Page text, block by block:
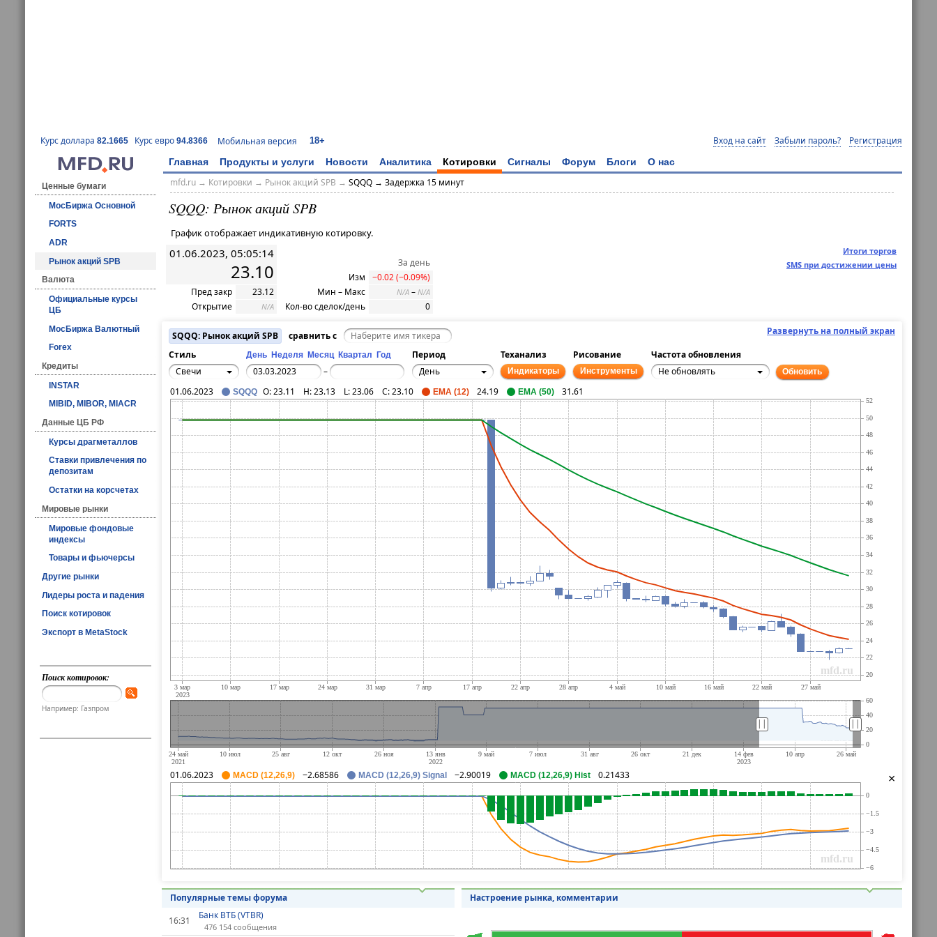
Курс доллара 82.1665 Курс евро 94.8366 Мобильная версия 18+ Вход на сайт Забыли пароль? Регистрация
Главная Продукты и услуги Новости Аналитика Котировки Сигналы Форум Блоги О нас
Ценные бумаги
МосБиржа Основной
FORTS
ADR
Рынок акций SPB
Валюта
Официальные курсы
ЦБ
МосБиржа Валютный
Forex
Кредиты
INSTAR
MIBID, MIBOR, MIACR
Данные ЦБ РФ
Курсы драгметаллов
Ставки привлечения по
депозитам
Остатки на корсчетах
Мировые рынки
Мировые фондовые
индексы
Товары и фьючерсы
Другие рынки
Лидеры роста и падения
Поиск котировок
Экспорт в MetaStock
Поиск котировок:
Например: Газпром
mfd.ru→ Котировки → Рынок акций SPB → SQQQ → Задержка 15 минут
SQQQ: Рынок акций SPB
График отображает индикативную котировку.
Итоги торгов
SMS при достижении цены
01.06.2023, 05:05:14
23.10
Пред закр
23.12
Открытие
N/A
За день
Изм
−0.02 (−0.09%)
Мин – Макс
N/A – N/A
Кол-во сделок/день 0
Развернуть на полный экран
SQQQ: Рынок акций SPB
сравнить с
Стиль
День Неделя Месяц Квартал Год Период Теханализ Рисование
Частота обновления
Свечи
– День Индикаторы Инструменты Не обновлять Обновить
|| ||
×
01.06.2023 SQQQ O:23.11 H:23.13 L:23.06 C:23.10 EMA (12) 24.19 EMA (50) 31.61
01.06.2023 MACD (12,26,9) −2.68586 MACD (12,26,9) Signal −2.90019 MACD (12,26,9) Hist 0.21433
Популярные темы форума
16:31
Банк ВТБ (VTBR)
476 154 сообщения
Настроение рынка, комментарии